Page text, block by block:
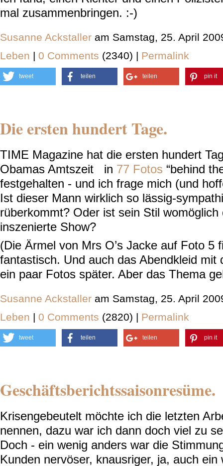
mal zusammenbringen. :-)
Susanne Ackstaller am Samstag, 25. April
Leben | 0 Comments (2340) | Permalink
tweet teilen teilen pin it
Die ersten hundert Tage.
TIME Magazine hat die ersten hundert
Obamas Amtszeit in 77 Fotos “behind
festgehalten - und ich frage mich (und
Ist dieser Mann wirklich so lässig-
rüberkommt? Oder ist sein Stil womöglich
inszenierte Show?
(Die Ärmel von Mrs O’s Jacke auf Foto 5
fantastisch. Und auch das Abendkleid mit
ein paar Fotos später. Aber das Thema
Susanne Ackstaller am Samstag, 25. April
Leben | 0 Comments (2820) | Permalink
tweet teilen teilen pin it
Geschäftsberichtssaisonresüme.
Krisengebeutelt möchte ich die letzten
nennen, dazu war ich dann doch viel zu
Doch - ein wenig anders war die
Kunden nervöser, knausriger, ja, auch ein